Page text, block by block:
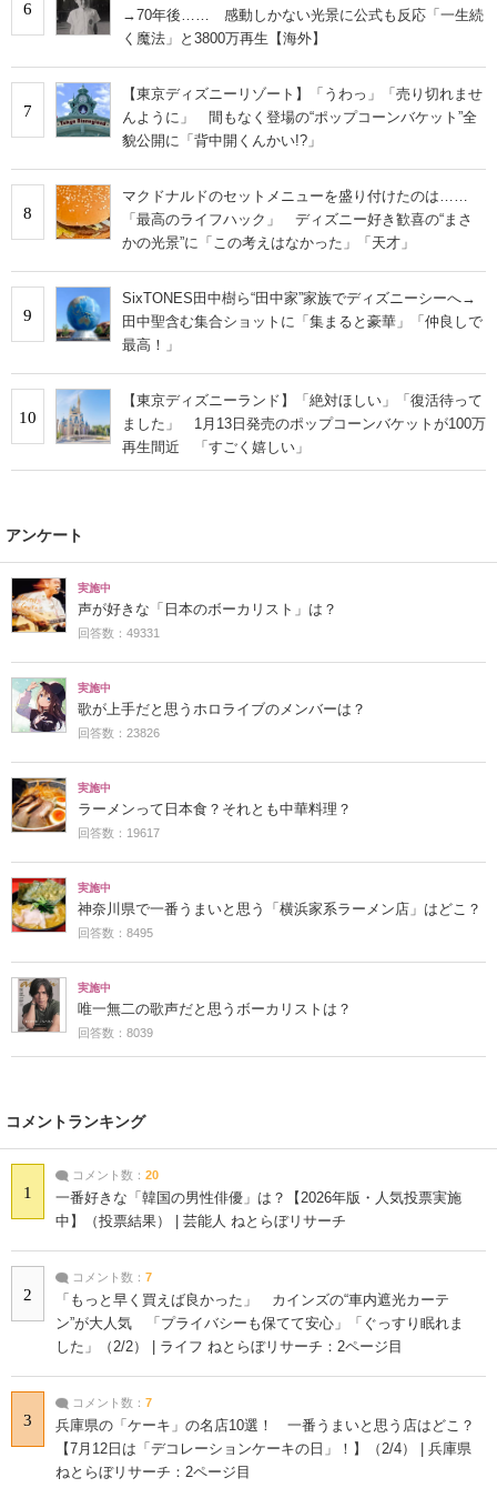
6
→70年後…… 感動しかない光景に公式も反応「一生続
く魔法」と3800万再生【海外】
7
【東京ディズニーリゾート】「うわっ」「売り切れませ
んように」 間もなく登場の“ポップコーンバケット”全
貌公開に「背中開くんかい!?」
8
マクドナルドのセットメニューを盛り付けたのは……
「最高のライフハック」 ディズニー好き歓喜の“まさ
かの光景”に「この考えはなかった」「天才」
9
SixTONES田中樹ら“田中家”家族でディズニーシーへ→
田中聖含む集合ショットに「集まると豪華」「仲良しで
最高！」
10
【東京ディズニーランド】「絶対ほしい」「復活待って
ました」 1月13日発売のポップコーンバケットが100万
再生間近 「すごく嬉しい」
アンケート
実施中
声が好きな「日本のボーカリスト」は？
回答数：49331
実施中
歌が上手だと思うホロライブのメンバーは？
回答数：23826
実施中
ラーメンって日本食？それとも中華料理？
回答数：19617
実施中
神奈川県で一番うまいと思う「横浜家系ラーメン店」はどこ？
回答数：8495
実施中
唯一無二の歌声だと思うボーカリストは？
回答数：8039
コメントランキング
1
コメント数： 20
一番好きな「韓国の男性俳優」は？【2026年版・人気投票実施
中】（投票結果） | 芸能人 ねとらぼリサーチ
2
コメント数： 7
「もっと早く買えば良かった」 カインズの“車内遮光カーテ
ン”が大人気 「プライバシーも保てて安心」「ぐっすり眠れま
した」（2/2） | ライフ ねとらぼリサーチ：2ページ目
3
コメント数： 7
兵庫県の「ケーキ」の名店10選！ 一番うまいと思う店はどこ？
【7月12日は「デコレーションケーキの日」！】（2/4） | 兵庫県
ねとらぼリサーチ：2ページ目